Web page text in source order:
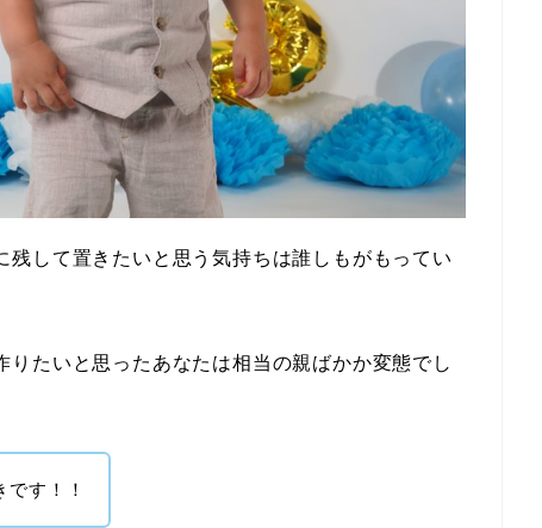
して置きたいと思う気持ちは誰しもがもってい
たいと思ったあなたは相当の親ばかか変態でし
す！！